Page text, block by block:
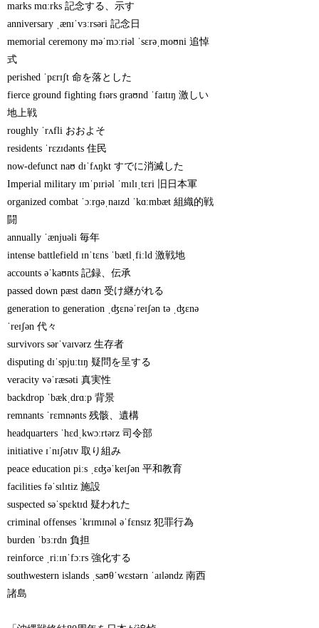
marks mɑːrks 記念する、示す
anniversary ˌænɪˈvɜːrsəri 記念日
memorial ceremony məˈmɔːriəl ˈsɛrəˌmoʊni 追悼
式
perished ˈpɛrɪʃt 命を落とした
fierce ground fighting fɪərs ɡraʊnd ˈfaɪtɪŋ 激しい
地上戦
roughly ˈrʌfli おおよそ
residents ˈrɛzɪdənts 住民
now-defunct naʊ dɪˈfʌŋkt すでに消滅した
Imperial military ɪmˈpɪriəl ˈmɪlɪˌtɛri 旧日本軍
organized combat ˈɔːrɡəˌnaɪzd ˈkɑːmbæt 組織的戦
闘
annually ˈænjuəli 毎年
intense battlefield ɪnˈtɛns ˈbætlˌfiːld 激戦地
accounts əˈkaʊnts 記録、伝承
passed down pæst daʊn 受け継がれる
generation to generation ˌʤɛnəˈreɪʃən tə ˌʤɛnə
ˈreɪʃən 代々
survivors sərˈvaɪvərz 生存者
disputing dɪˈspjuːtɪŋ 疑問を呈する
veracity vəˈræsəti 真実性
backdrop ˈbækˌdrɑːp 背景
remnants ˈrɛmnənts 残骸、遺構
headquarters ˈhɛdˌkwɔːrtərz 司令部
initiative ɪˈnɪʃətɪv 取り組み
peace education piːs ˌɛʤəˈkeɪʃən 平和教育
facilities fəˈsɪlɪtiz 施設
suspected səˈspɛktɪd 疑われた
criminal offenses ˈkrɪmɪnəl əˈfɛnsɪz 犯罪行為
burden ˈbɜːrdn 負担
reinforce ˌriːɪnˈfɔːrs 強化する
southwestern islands ˌsaʊθˈwɛstərn ˈaɪləndz 南西
諸島